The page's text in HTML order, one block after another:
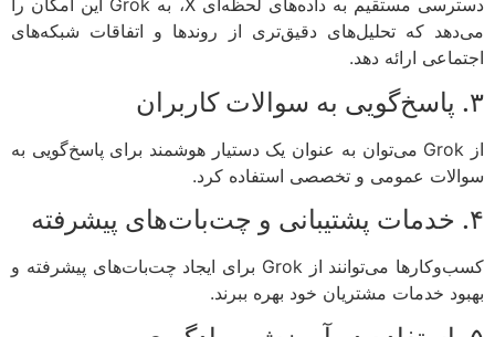
دسترسی مستقیم به داده‌های لحظه‌ای X، به Grok این امکان را
که تحلیل‌های دقیق‌تری از روندها و اتفاقات شبکه‌های
ارائه دهد.
از Grok می‌توان به عنوان یک دستیار هوشمند برای پاسخ‌گویی به
عمومی و تخصصی استفاده کرد.
کسب‌وکارها می‌توانند از Grok برای ایجاد چت‌بات‌های پیشرفته و
خدمات مشتریان خود بهره ببرند.